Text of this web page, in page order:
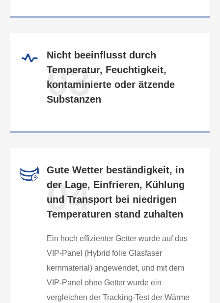
Nicht beeinflusst durch
Temperatur, Feuchtigkeit,
kontaminierte oder ätzende
Substanzen
03
Gute Wetter beständigkeit, in
der Lage, Einfrieren, Kühlung
und Transport bei niedrigen
Temperaturen stand zuhalten
04
Ein hoch effizienter Getter wurde auf das
VIP-Panel (Hybrid folie Glasfaser
kernmaterial) angewendet, und mit dem
VIP-Panel ohne Getter wurde ein
vergleichen der Tracking-Test der Wärme